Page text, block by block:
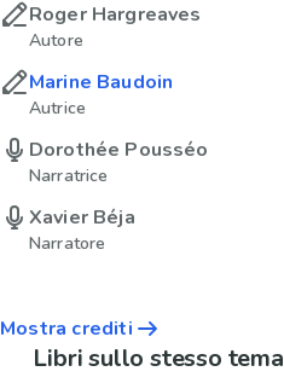
Roger Hargreaves
Autore
Marine Baudoin
Autrice
Dorothée Pousséo
Narratrice
Xavier Béja
Narratore
Mostra crediti
Libri sullo stesso tema